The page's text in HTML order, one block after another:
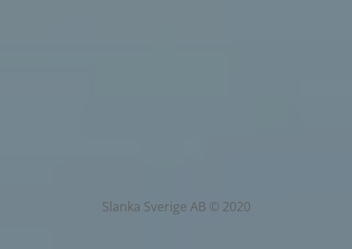
Slanka Sverige AB © 2020